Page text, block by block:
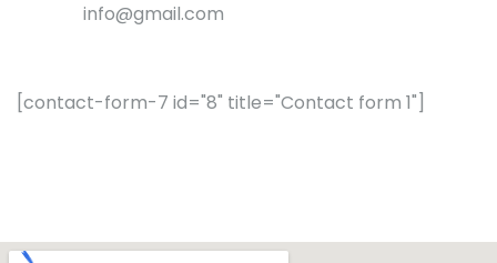
info@gmail.com
[contact-form-7 id="8" title="Contact form 1"]